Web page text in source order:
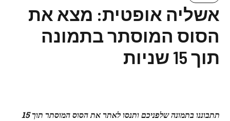
אשליה אופטית: מצא את
הסוס המוסתר בתמונה
תוך 15 שניות
תתבוננו בתמונה שלפניכם ותנסו לאתר את הסוס המוסתר תוך 15